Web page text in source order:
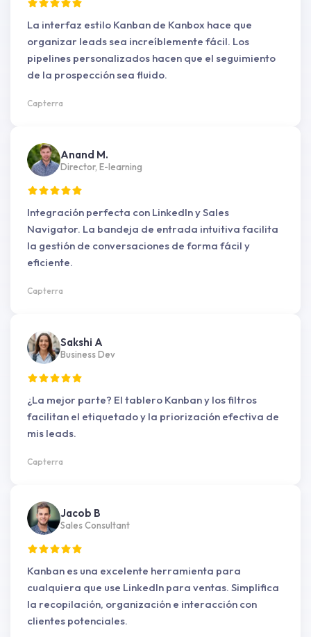
La interfaz estilo Kanban de Kanbox hace que
organizar leads sea increíblemente fácil. Los
pipelines personalizados hacen que el seguimiento
de la prospección sea fluido.
Capterra
Anand M.
Director, E-learning
Integración perfecta con LinkedIn y Sales
Navigator. La bandeja de entrada intuitiva facilita
la gestión de conversaciones de forma fácil y
eficiente.
Capterra
Sakshi A
Business Dev
¿La mejor parte? El tablero Kanban y los filtros
facilitan el etiquetado y la priorización efectiva de
mis leads.
Capterra
Jacob B
Sales Consultant
Kanban es una excelente herramienta para
cualquiera que use LinkedIn para ventas. Simplifica
la recopilación, organización e interacción con
clientes potenciales.